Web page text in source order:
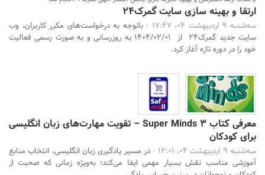
ارتقا و بهینه سازی سایت گمرک24
سه‌شنبه 9 اردیبهشت 04، 17:47 -
باتوجه به درخواست‌های مکرر کاربران، وب
سایت جدید گمرک24 از 1404/02/01 به روزرسانی و به صورت رسمی فعالیت
خود را در دوره تازه آغاز کرد.
معرفی کتاب Super Minds 3 – تقویت مهارت‌های زبان انگلیسی
برای کودکان
سه‌شنبه 9 اردیبهشت 04، 12:01 -
در مسیر یادگیری زبان انگلیسی، انتخاب منابع
آموزشی مناسب نقش بسیار مهمی ایفا می‌کند؛ به‌ویژه زمانی که صحبت از